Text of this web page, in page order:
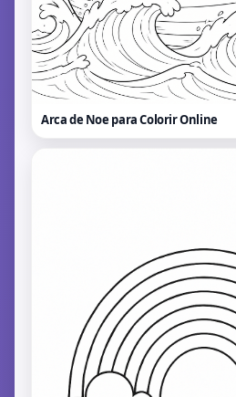
Arca de Noe para ColorirOnline